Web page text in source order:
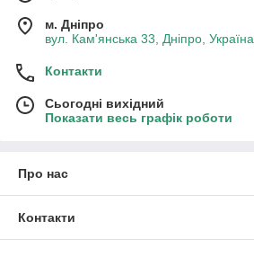
м. Дніпро
вул. Кам'янська 33, Дніпро, Україна
Контакти
Сьогодні вихідний
Показати весь графік роботи
Про нас
Контакти